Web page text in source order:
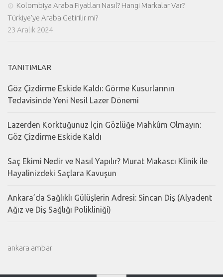
Kolombiya Araba Fiyatları Nasıl? Hangi Markalar Var?
Türkiye’ye Araba Getirilir mi?
23 Aralık 2024
TANITIMLAR
Göz Çizdirme Eskide Kaldı: Görme Kusurlarının
Tedavisinde Yeni Nesil Lazer Dönemi
Lazerden Korktuğunuz İçin Gözlüğe Mahkûm Olmayın:
Göz Çizdirme Eskide Kaldı
Saç Ekimi Nedir ve Nasıl Yapılır? Murat Makascı Klinik ile
Hayalinizdeki Saçlara Kavuşun
Ankara’da Sağlıklı Gülüşlerin Adresi: Sincan Diş (Alyadent
Ağız ve Diş Sağlığı Polikliniği)
ankara ambar